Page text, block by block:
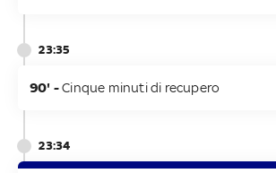
23:35
90' -Cinque minuti di recupero
23:34